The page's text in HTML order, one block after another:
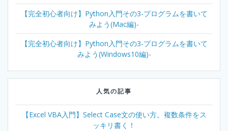
【完全初心者向け】Python入門その3-プログラムを書いて
みよう(Mac編)-
【完全初心者向け】Python入門その3-プログラムを書いて
みよう(Windows10編)-
人気の記事
【Excel VBA入門】Select Case文の使い方。複数条件をス
ッキリ書く！